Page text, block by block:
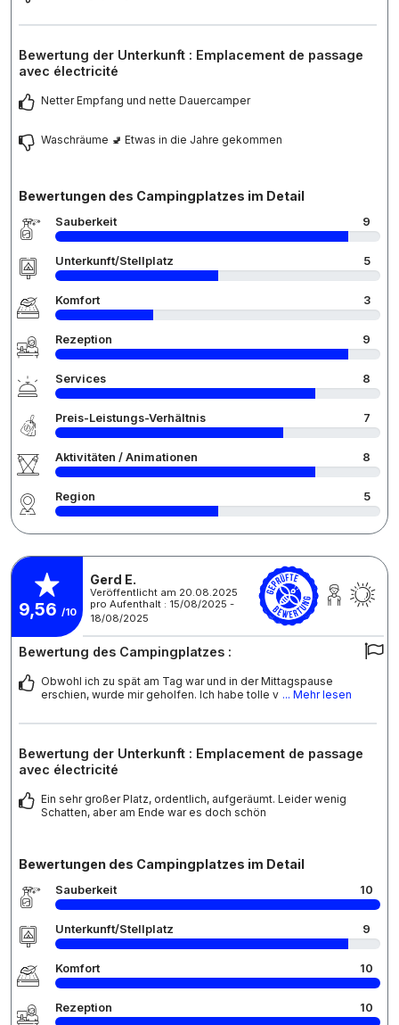
Bewertung der Unterkunft : Emplacement de passage
avec électricité
Netter Empfang und nette Dauercamper
Waschräume 🚽 Etwas in die Jahre gekommen
Bewertungen des Campingplatzes im Detail
Sauberkeit 9
Unterkunft/Stellplatz 5
Komfort 3
Rezeption 9
Services 8
Preis-Leistungs-Verhältnis 7
Aktivitäten / Animationen 8
Region 5
9,56 /10
Gerd E.
Veröffentlicht am 20.08.2025
pro Aufenthalt : 15/08/2025 -
18/08/2025
Bewertung des Campingplatzes :
Obwohl ich zu spät am Tag war und in der Mittagspause
erschien, wurde mir geholfen. Ich habe tolle v ... Mehr lesen
Bewertung der Unterkunft : Emplacement de passage
avec électricité
Ein sehr großer Platz, ordentlich, aufgeräumt. Leider wenig
Schatten, aber am Ende war es doch schön
Bewertungen des Campingplatzes im Detail
Sauberkeit 10
Unterkunft/Stellplatz 9
Komfort 10
Rezeption 10